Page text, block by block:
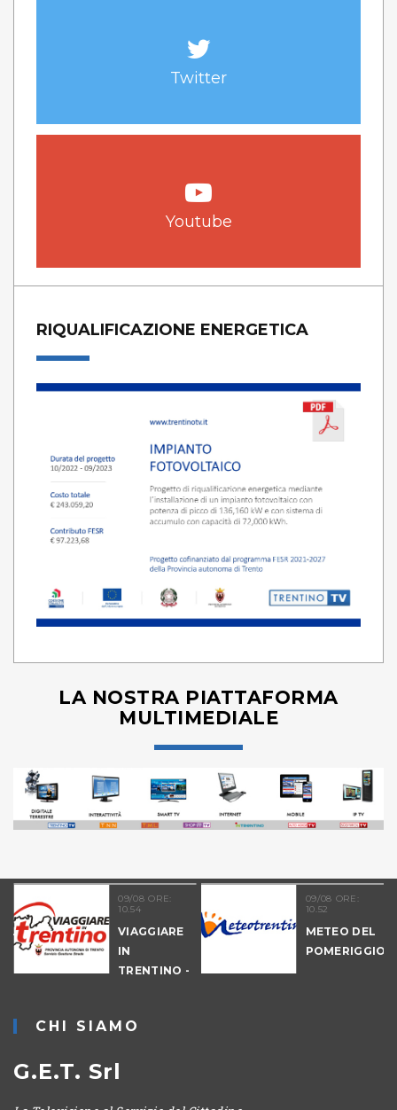
Twitter
Youtube
RIQUALIFICAZIONE ENERGETICA
LA NOSTRA PIATTAFORMA
MULTIMEDIALE
09/08 ORE:
10.54
VIAGGIARE
IN
TRENTINO -
09/08 ORE:
10.52
METEO DEL
POMERIGGIO
CHI SIAMO
G.E.T. Srl